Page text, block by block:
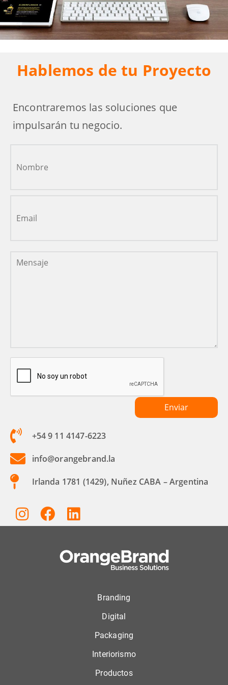
Hablemos de tu Proyecto
Encontraremos las soluciones que
impulsarán tu negocio.
+54 9 11 4147-6223
info@orangebrand.la
Irlanda 1781 (1429), Nuñez CABA – Argentina
Branding
Digital
Packaging
Interiorismo
Productos